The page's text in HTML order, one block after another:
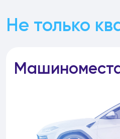
Не только